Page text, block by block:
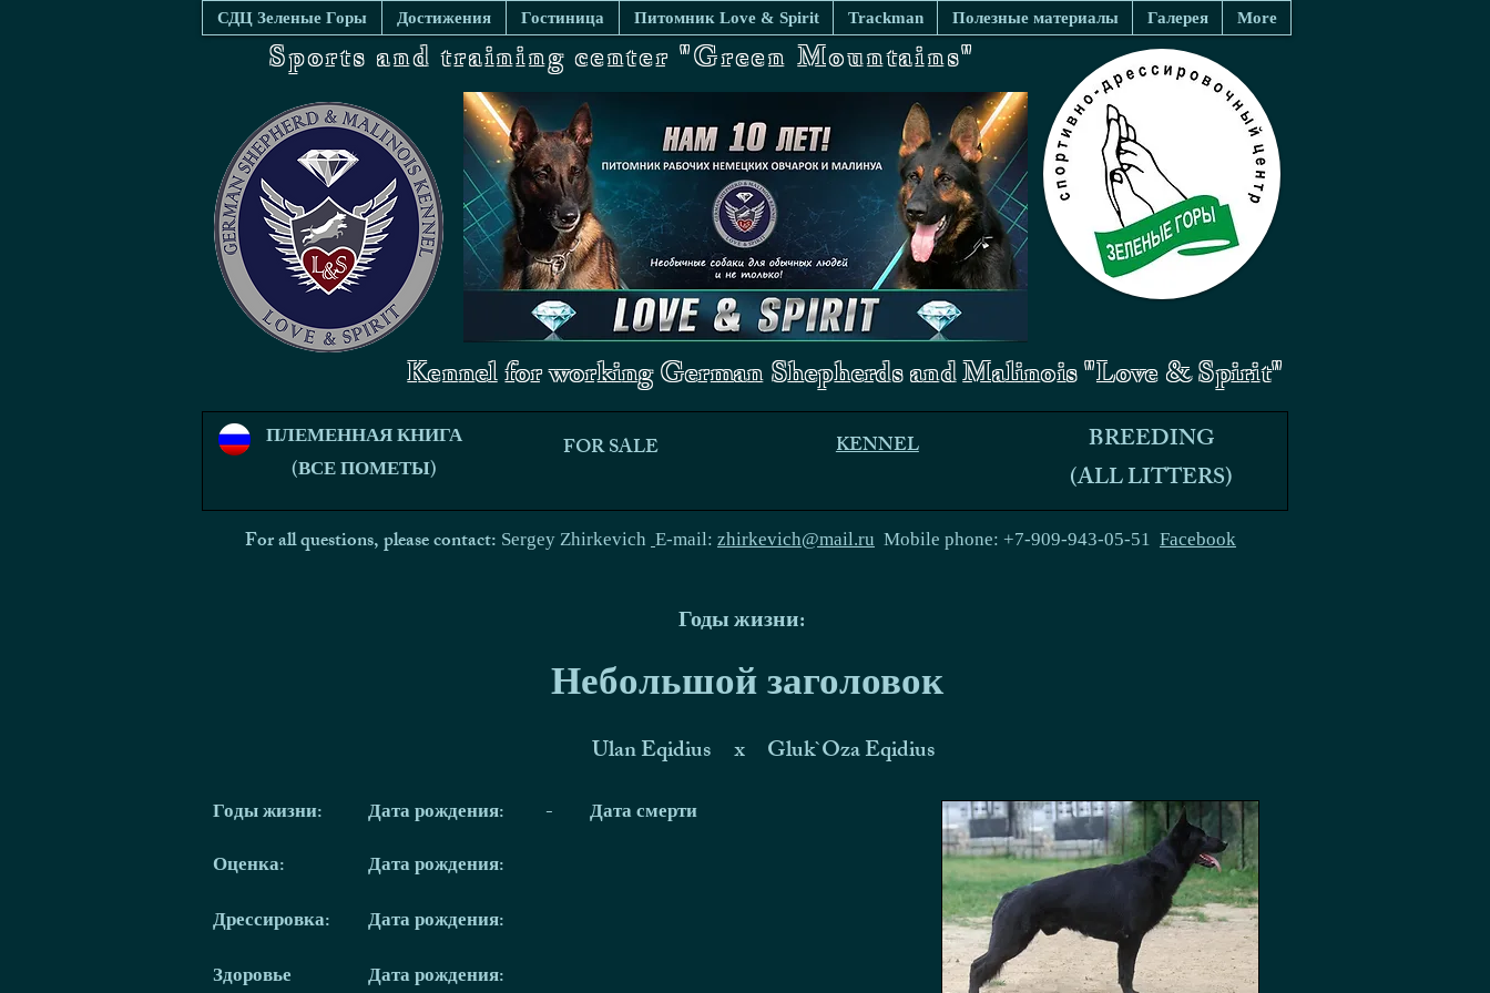
СДЦ Зеленые Горы Достижения Гостиница Питомник Love & Spirit Trackman Полезные материалы Галерея More
Sports and training center "Green Mountains"
Kennel for working German Shepherds and Malinois "Love & Spirit"
BREEDING
(ALL LITTERS)
ПЛЕМЕННАЯ КНИГА
(ВСЕ ПОМЕТЫ)
FOR SALE KENNEL
BREEDING
(ALL LITTERS)
For all questions, please contact: Sergey Zhirkevich E-mail: zhirkevich@mail.ru Mobile phone: +7-909-943-05-51 Facebook
Годы жизни:
Небольшой заголовок
Ulan Eqidius x Gluk`Oza Eqidius
Годы жизни:
Оценка:
Дрессировка:
Здоровье
Дата рождения: -
Дата смерти
Дата рождения:
Дата рождения:
Дата рождения: